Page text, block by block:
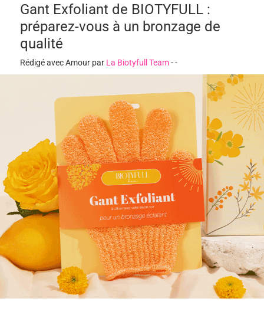
Gant Exfoliant de BIOTYFULL :
préparez-vous à un bronzage de
qualité
Rédigé avec Amour par La Biotyfull Team--